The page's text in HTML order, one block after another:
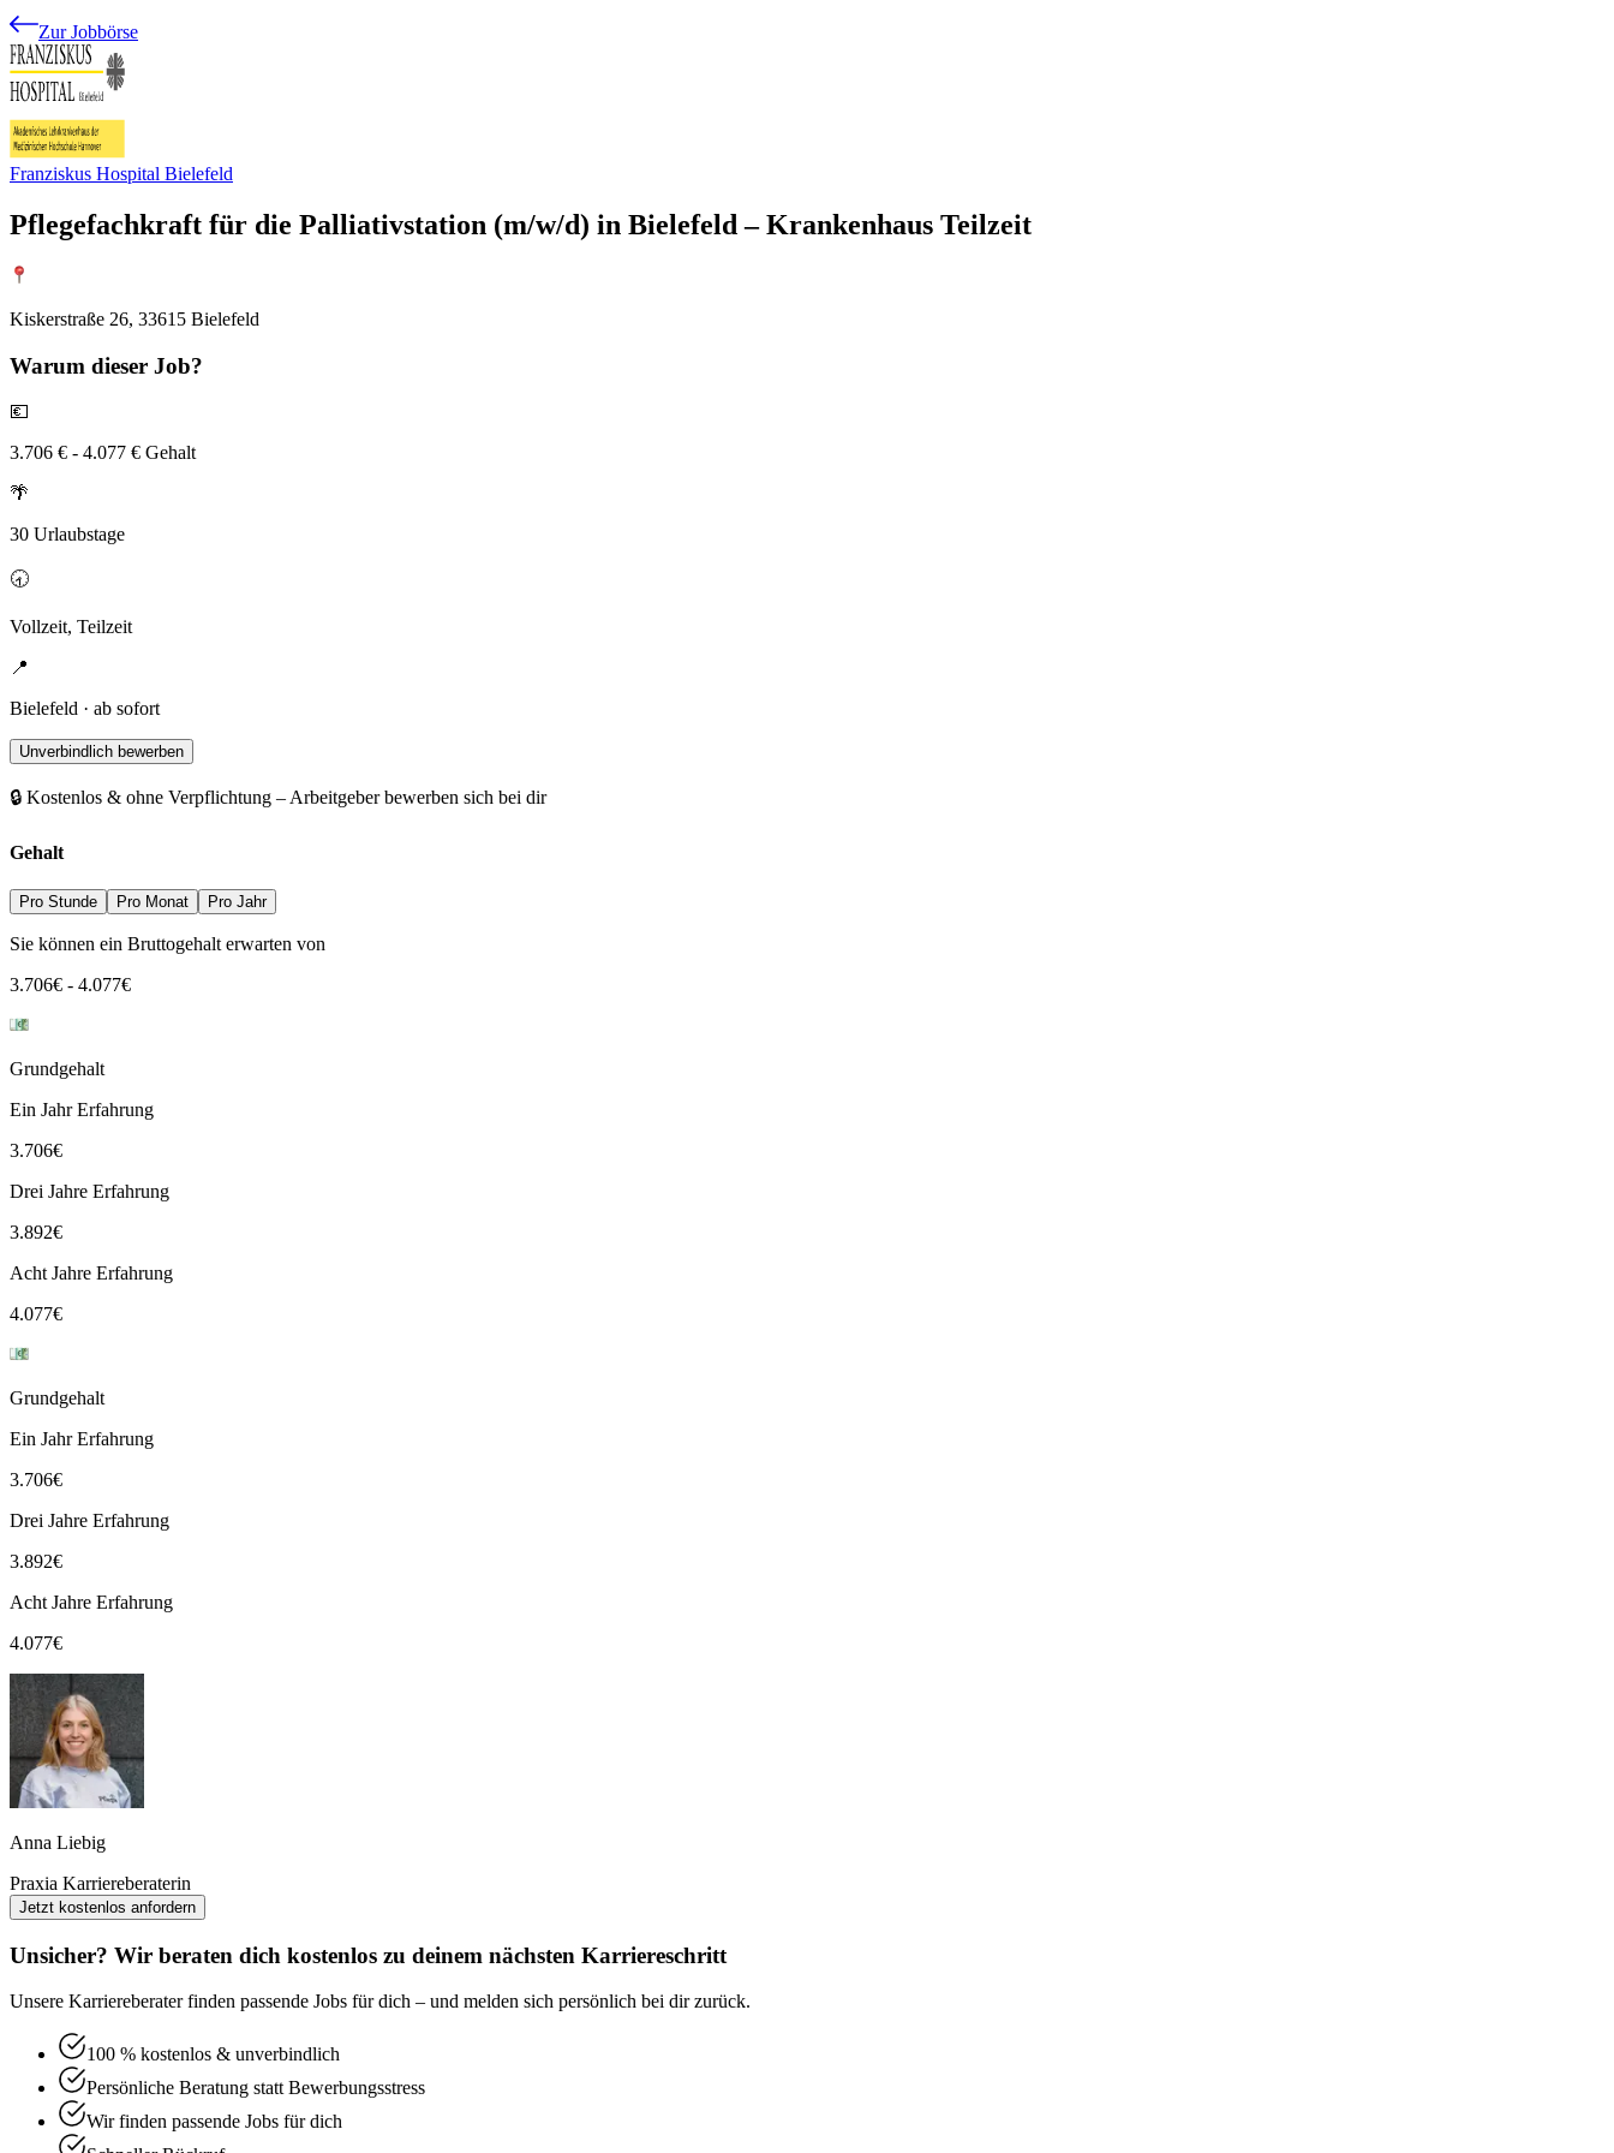
Zur Jobbörse
Franziskus Hospital Bielefeld
Pflegefachkraft für die Palliativstation (m/w/d) in Bielefeld – Krankenhaus Teilzeit
Kiskerstraße 26, 33615 Bielefeld
Warum dieser Job?
💶
3.706 € - 4.077 € Gehalt
🌴
30 Urlaubstage
🕣
Vollzeit, Teilzeit
📍
Bielefeld · ab sofort
Unverbindlich bewerben
🔒 Kostenlos & ohne Verpflichtung – Arbeitgeber bewerben sich bei dir
Gehalt
Pro Stunde Pro Monat Pro Jahr
Sie können ein Bruttogehalt erwarten von
3.706€ - 4.077€
Grundgehalt
Ein Jahr Erfahrung
3.706€
Drei Jahre Erfahrung
3.892€
Acht Jahre Erfahrung
4.077€
Grundgehalt
Ein Jahr Erfahrung
3.706€
Drei Jahre Erfahrung
3.892€
Acht Jahre Erfahrung
4.077€
Anna Liebig
Praxia Karriereberaterin
Jetzt kostenlos anfordern
Unsicher? Wir beraten dich kostenlos zu deinem nächsten Karriereschritt
Unsere Karriereberater finden passende Jobs für dich – und melden sich persönlich bei dir zurück.
100 % kostenlos & unverbindlich
Persönliche Beratung statt Bewerbungsstress
Wir finden passende Jobs für dich